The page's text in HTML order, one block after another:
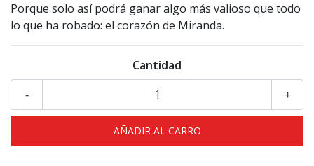
Porque solo así podrá ganar algo más valioso que todo
lo que ha robado: el corazón de Miranda.
Cantidad
+
-